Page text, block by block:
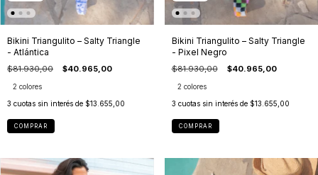
Bikini Triangulito – Salty Triangle
- Atlántica
$81.930,00 $40.965,00
2 colores
3 cuotas sin interés de $13.655,00
COMPRAR
Bikini Triangulito – Salty Triangle
- Pixel Negro
$81.930,00 $40.965,00
2 colores
3 cuotas sin interés de $13.655,00
COMPRAR